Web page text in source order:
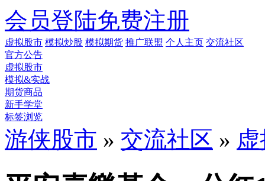
会员登陆免费注册
虚拟股市 模拟炒股 模拟期货 推广联盟 个人主页 交流社区
官方公告
虚拟股市
模拟&实战
期货商品
新手学堂
标签浏览
游侠股市 » 交流社区 »